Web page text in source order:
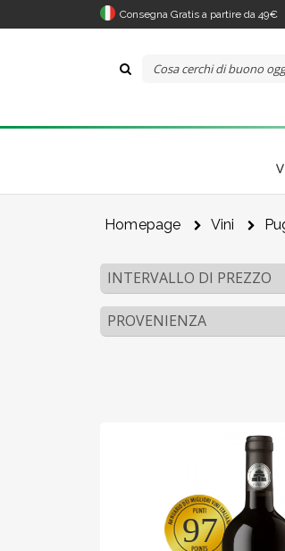
Consegna Gratis a partire da 49€
Homepage Vini
INTERVALLO DI PREZZO
PROVENIENZA
97